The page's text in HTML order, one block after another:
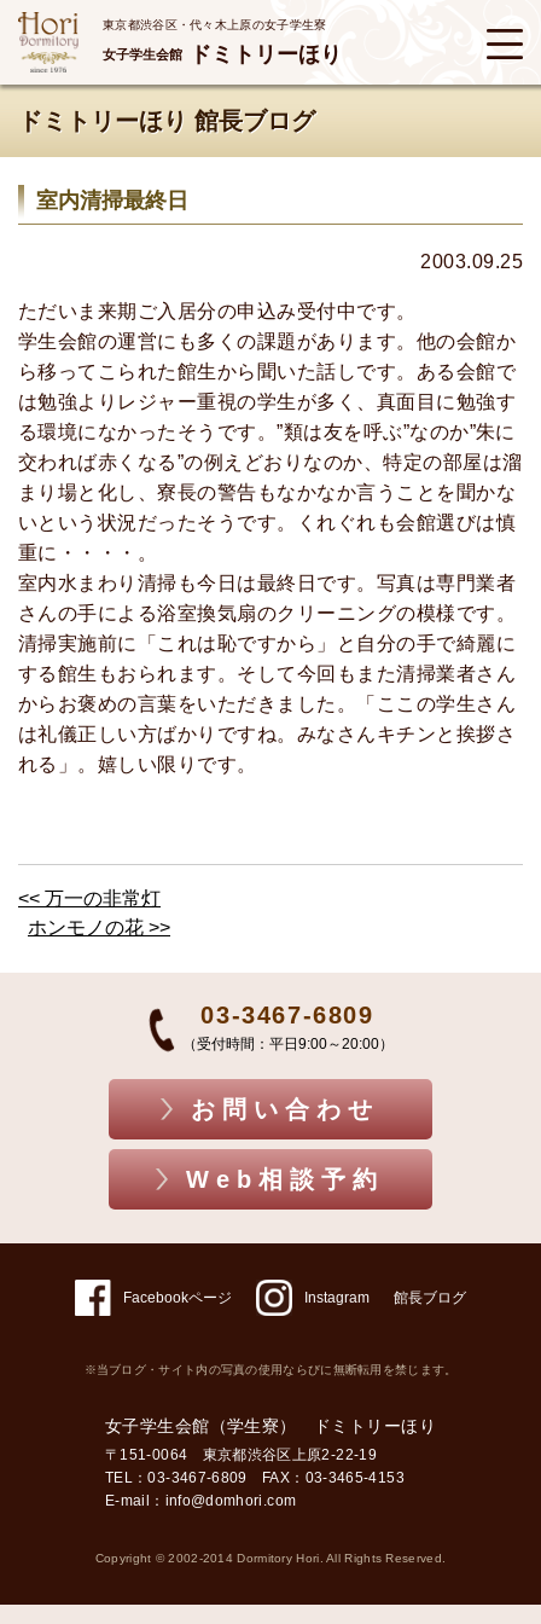
東京都渋谷区・代々木上原の女子学生寮
女子学生会館 ドミトリーほり
ドミトリーほり 館長ブログ
室内清掃最終日
2003.09.25
ただいま来期ご入居分の申込み受付中です。
学生会館の運営にも多くの課題があります。他の会館か
ら移ってこられた館生から聞いた話しです。ある会館で
は勉強よりレジャー重視の学生が多く、真面目に勉強す
る環境になかったそうです。”類は友を呼ぶ”なのか”朱に
交われば赤くなる”の例えどおりなのか、特定の部屋は溜
まり場と化し、寮長の警告もなかなか言うことを聞かな
いという状況だったそうです。くれぐれも会館選びは慎
重に・・・・。
室内水まわり清掃も今日は最終日です。写真は専門業者
さんの手による浴室換気扇のクリーニングの模様です。
清掃実施前に「これは恥ですから」と自分の手で綺麗に
する館生もおられます。そして今回もまた清掃業者さん
からお褒めの言葉をいただきました。「ここの学生さん
は礼儀正しい方ばかりですね。みなさんキチンと挨拶さ
れる」。嬉しい限りです。
<< 万一の非常灯
ホンモノの花 >>
03-3467-6809
（受付時間：平日9:00～20:00）
お問い合わせ
Web相談予約
Facebookページ Instagram 館長ブログ
※当ブログ・サイト内の写真の使用ならびに無断転用を禁じます。
女子学生会館（学生寮） ドミトリーほり
〒151-0064 東京都渋谷区上原2-22-19
TEL：03-3467-6809 FAX：03-3465-4153
E-mail： info@domhori.com
Copyright © 2002-2014 Dormitory Hori. All Rights Reserved.